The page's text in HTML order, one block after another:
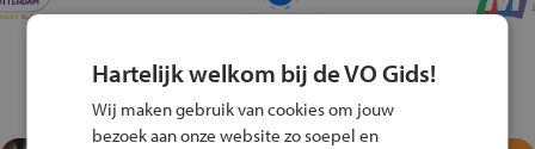
Hartelijk welkom bij de VO Gids!
Wij maken gebruik van cookies om jouw
bezoek aan onze website zo soepel en